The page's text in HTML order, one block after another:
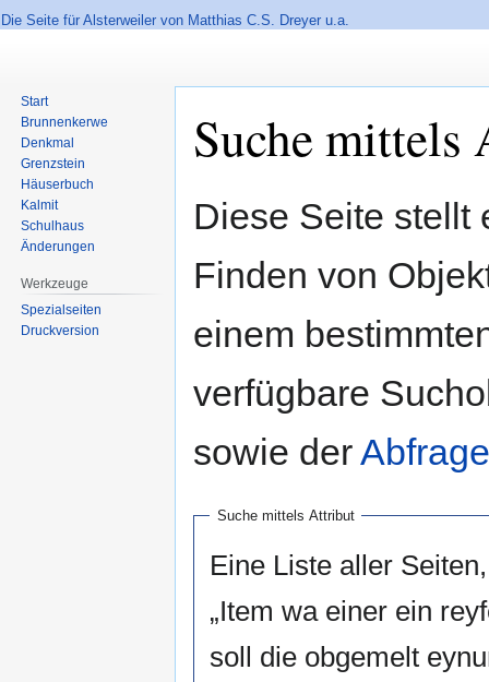
Die Seite für Alsterweiler von Matthias C.S. Dreyer u.a.
Suche
Navigation
Suche
Diese Seite
Finden von
einem
verfügbare
sowie der
Suche mittels Attribut
Eine Liste aller
„Item wa einer ein
soll die obgemelt
Start
Brunnenkerwe
Denkmal
Grenzstein
Häuserbuch
Kalmit
Schulhaus
Änderungen
Werkzeuge
Spezialseiten
Druckversion